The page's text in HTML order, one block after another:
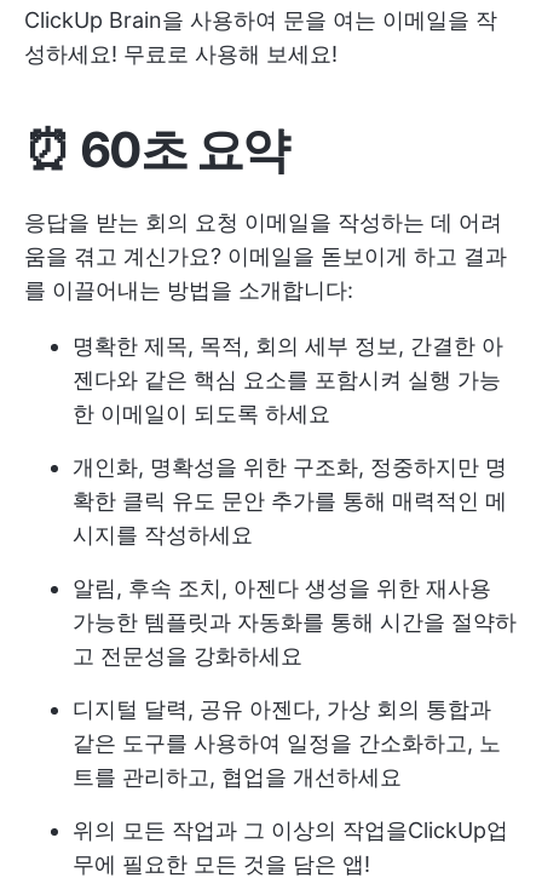
ClickUp Brain을 사용하여 문을 여는 이메일을 작
성하세요! 무료로 사용해 보세요!
⏰ 60초 요약
응답을 받는 회의 요청 이메일을 작성하는 데 어려
움을 겪고 계신가요? 이메일을 돋보이게 하고 결과
를 이끌어내는 방법을 소개합니다:
명확한 제목, 목적, 회의 세부 정보, 간결한 아
젠다와 같은 핵심 요소를 포함시켜 실행 가능
한 이메일이 되도록 하세요
개인화, 명확성을 위한 구조화, 정중하지만 명
확한 클릭 유도 문안 추가를 통해 매력적인 메
시지를 작성하세요
알림, 후속 조치, 아젠다 생성을 위한 재사용
가능한 템플릿과 자동화를 통해 시간을 절약하
고 전문성을 강화하세요
디지털 달력, 공유 아젠다, 가상 회의 통합과
같은 도구를 사용하여 일정을 간소화하고, 노
트를 관리하고, 협업을 개선하세요
위의 모든 작업과 그 이상의 작업을ClickUp업
무에 필요한 모든 것을 담은 앱!